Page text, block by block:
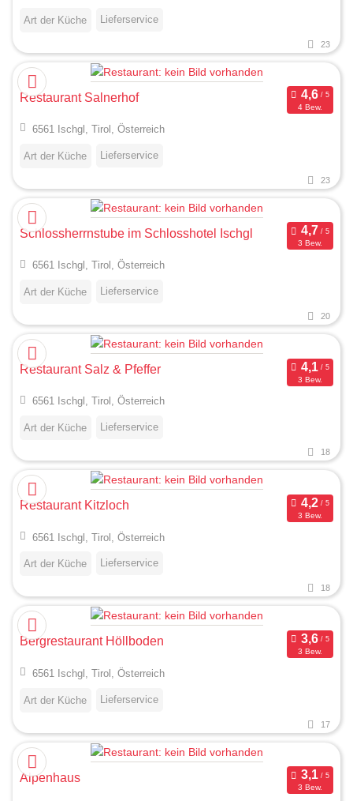
Art der Küche Lieferservice
23
Restaurant Salnerhof
4 Bew.
6561 Ischgl, Tirol, Österreich
Art der Küche Lieferservice
23
Schlossherrnstube im Schlosshotel Ischgl
3 Bew.
6561 Ischgl, Tirol, Österreich
Art der Küche Lieferservice
20
Restaurant Salz & Pfeffer
3 Bew.
6561 Ischgl, Tirol, Österreich
Art der Küche Lieferservice
18
Restaurant Kitzloch
3 Bew.
6561 Ischgl, Tirol, Österreich
Art der Küche Lieferservice
18
Bergrestaurant Höllboden
3 Bew.
6561 Ischgl, Tirol, Österreich
Art der Küche Lieferservice
17
Alpenhaus
3 Bew.